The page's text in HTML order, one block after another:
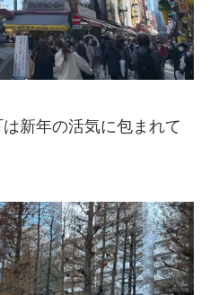
新年の活気に包まれて